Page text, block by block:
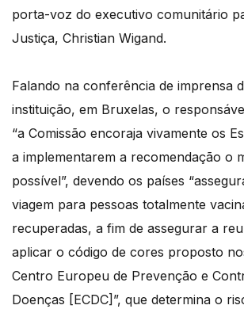
porta-voz do executivo comunitário
Justiça, Christian Wigand.
Falando na conferência de imprensa
instituição, em Bruxelas, o
“a Comissão encoraja vivamente os
a implementarem a recomendação o
possível”, devendo os países
viagem para pessoas totalmente
recuperadas, a fim de assegurar a
aplicar o código de cores proposto
Centro Europeu de Prevenção e
Doenças [ECDC]”, que determina o